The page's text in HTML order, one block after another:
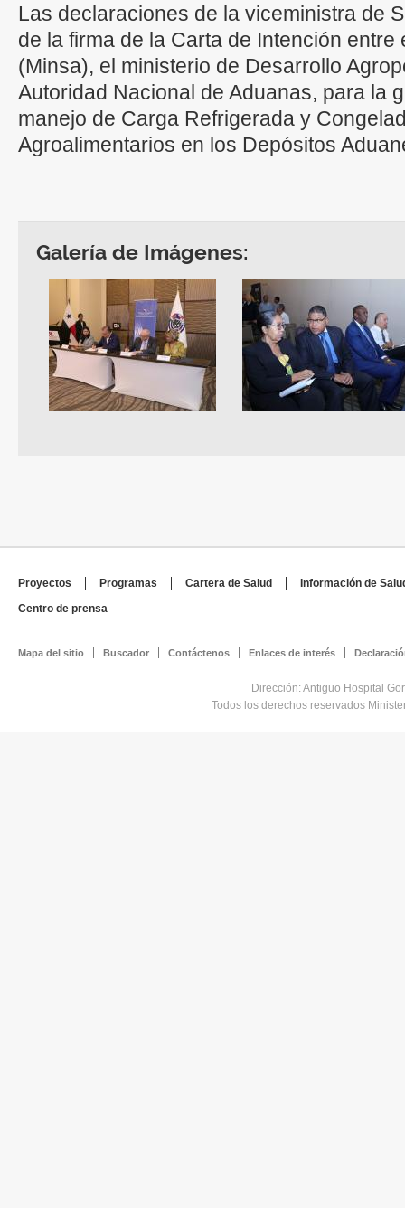
Las declaraciones de la viceministra de
de la firma de la Carta de Intención entre
(Minsa), el ministerio de Desarrollo
Autoridad Nacional de Aduanas, para la
manejo de Carga Refrigerada y
Agroalimentarios en los Depósitos
Galería de Imágenes:
Proyectos Programas Cartera de Salud
Información de
Centro de prensa
Mapa del sitio Buscador Contáctenos Enlaces de interés
Dirección: Antiguo Hospital
Todos los derechos reservados